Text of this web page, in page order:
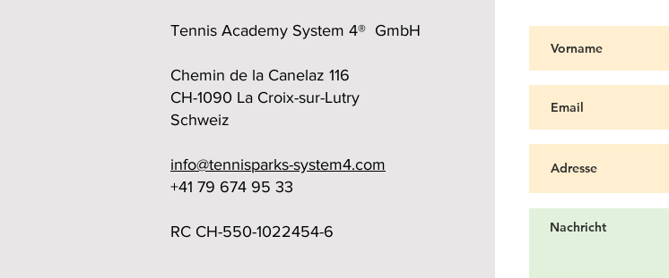
Tennis Academy System 4® GmbH
Chemin de la Canelaz 116
CH-1090 La Croix-sur-Lutry
Schweiz
info@tennisparks-system4.com
+41 79 674 95 33
RC CH-550-1022454-6